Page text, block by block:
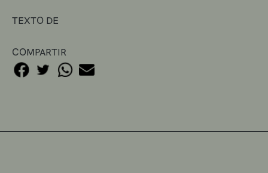
TEXTO DE
COMPARTIR